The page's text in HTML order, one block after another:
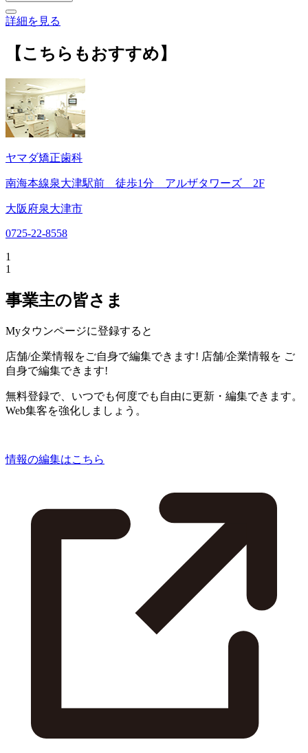
詳細を見る
【こちらもおすすめ】
ヤマダ矯正歯科
南海本線泉大津駅前 徒歩1分 アルザタワーズ 2F
大阪府泉大津市
0725-22-8558
1
1
事業主の皆さま
Myタウンページに登録すると
店舗/企業情報をご自身で編集できます! 店舗/企業情報を ご
自身で編集できます!
無料登録で、いつでも何度でも自由に更新・編集できます。
Web集客を強化しましょう。
情報の編集はこちら